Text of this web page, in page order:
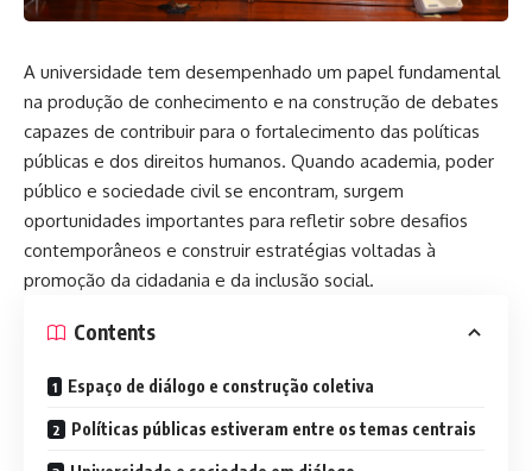
A universidade tem desempenhado um papel fundamental
na produção de conhecimento e na construção de debates
capazes de contribuir para o fortalecimento das políticas
públicas e dos direitos humanos. Quando academia, poder
público e sociedade civil se encontram, surgem
oportunidades importantes para refletir sobre desafios
contemporâneos e construir estratégias voltadas à
promoção da cidadania e da inclusão social.
Contents
Espaço de diálogo e construção coletiva
Políticas públicas estiveram entre os temas centrais